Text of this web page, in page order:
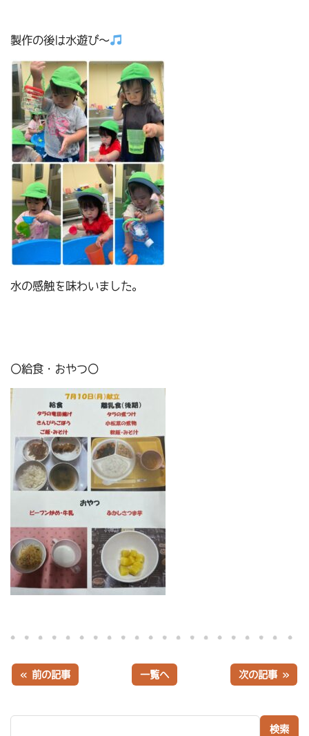
製作の後は水遊び～
水の感触を味わいました。
〇給食・おやつ〇
« 前の記事 一覧へ 次の記事 »